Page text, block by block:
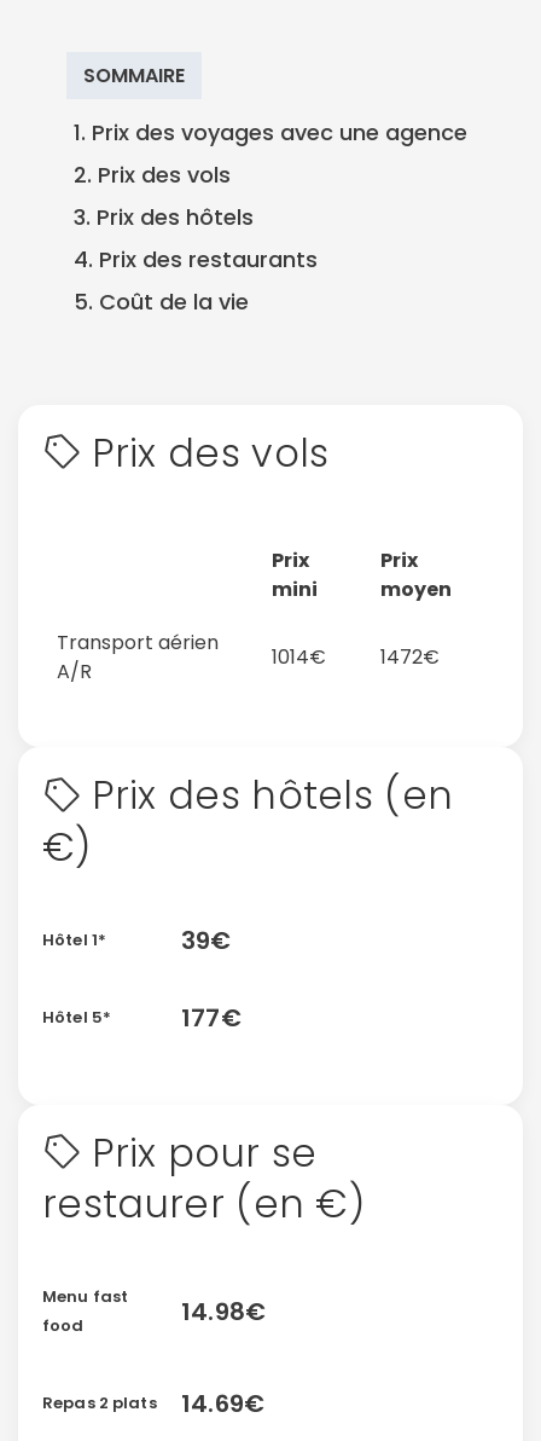
SOMMAIRE
1. Prix des voyages avec une agence
2. Prix des vols
3. Prix des hôtels
4. Prix des restaurants
5. Coût de la vie
Prix des vols
Prix
mini
Prix
moyen
Transport aérien
A/R
1014€ 1472€
Prix des hôtels (en
€)
Hôtel 1* 39€
Hôtel 5* 177€
Prix pour se
restaurer (en €)
Menu fast
food
14.98€
Repas 2 plats 14.69€